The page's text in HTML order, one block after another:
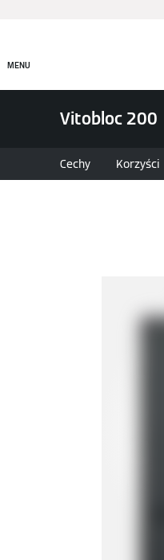
MENU
Vitobloc 200
Cechy Korzyści